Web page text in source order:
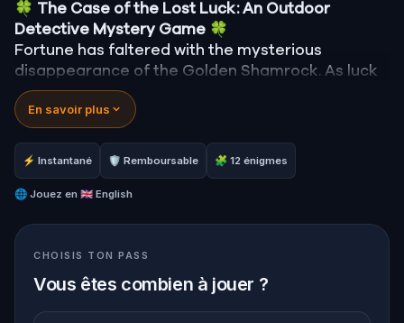
🍀 The Case of the Lost Luck: An Outdoor
Detective Mystery Game 🍀
Fortune has faltered with the mysterious
disappearance of the Golden Shamrock. As luck
spirals into chaos—clocks stop, signs fall, and the
bakery's ovens cool—you are summoned to
unravel this enigma.
Was it the reticent leprechaun, Rusty, with his
mischievous past? Finn McGuire, the desperate
pub owner last seen with the shamrock? Or
might be fueled by the town's misfortune?
En savoir plus
⚡ Instantané 🛡 Remboursable 🧩 12 énigmes
🌐 Jouez en 🇬🇧 English
CHOISIS TON PASS
Vous êtes combien à jouer ?